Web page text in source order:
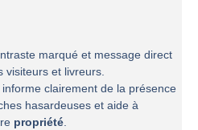
marqué et message direct
visiteurs et livreurs.
informe clairement de la présence
hasardeuses et aide à
propriété.